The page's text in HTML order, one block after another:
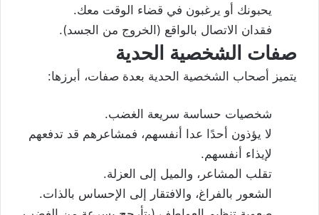
يحبونك أو يرغبون في قضاء الوقت معك.
فقدان الاتصال بالواقع (الخروج من الجسد).
صفات الشخصية الحدية
يتميز أصحاب الشخصية الحدية بعدة صفات، أبرزها:
شخصيات حساسة سريعة الغضب.
لا يؤذون أحدًا عدا أنفسهم، فمشاعرهم قد تدفعهم
لإيذاء أنفسهم.
تقلب المشاعر، والميل إلى العزلة.
الشعور بالفراغ، والافتقار إلى الإحساس بالذات.